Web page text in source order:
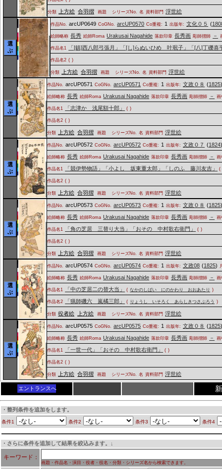
分類 上方絵 合羽摺 画題 シリーズNo. 名 資料部門 浮世絵
選
ぶ
作品No. arcUP0649 CoGNo. arcUP0570 Co重複: 1 出版年: 文化０５ (
絵師略称 長秀 絵師Roma Urakusai Nagahide 落款印章 長秀画 彫師摺師 －
作品名1 「[鎮]西八郎弓張月」「[し]らぬいひめ 叶珉子」「[八]丁礫
作品名2 ( )
分類 上方絵 合羽摺 画題 シリーズNo. 名 資料部門 浮世絵
選
ぶ
作品No. arcUP0571 CoGNo. arcUP0571 Co重複: 1 出版年: 文政０８ (1825
絵師略称 長秀 絵師Roma Urakusai Nagahide 落款印章 長秀画 彫師摺師 － 画
作品名1 「志津か 浅尾額十郎」 ( )
作品名2 ( )
分類 上方絵 合羽摺 画題 シリーズNo. 名 資料部門 浮世絵
選
ぶ
作品No. arcUP0572 CoGNo. arcUP0572 Co重複: 1 出版年: 文政０７ (1824
絵師略称 長秀 絵師Roma Urakusai Nagahide 落款印章 長秀画 彫師摺師 － 画
作品名1 「競伊勢物語」「小よし 坂東重太郎」「しのふ 藤川友吉」 (
作品名2 ( )
分類 上方絵 合羽摺 画題 シリーズNo. 名 資料部門 浮世絵
選
ぶ
作品No. arcUP0573 CoGNo. arcUP0573 Co重複: 1 出版年: 文政０８ (1825
絵師略称 長秀 絵師Roma Urakusai Nagahide 落款印章 長秀画 彫師摺師 － 画
作品名1 「角の芝居 三替り大当」「おその 中村歌右衛門」 ( )
作品名2 ( )
分類 上方絵 合羽摺 画題 シリーズNo. 名 資料部門 浮世絵
選
ぶ
作品No. arcUP0574 CoGNo. arcUP0574 Co重複: 1 出版年: 文政08 (1825)
絵師略称 長秀 絵師Roma Urakusai Nagahide 落款印章 長秀画 彫師摺師 － 画
作品名1 「中の芝居二の替大当」 ( なかのしばい にのかわり おおあたり )
作品名2 「猟師磯六 嵐橘三郎」 ( りょうし いそろく あらしきつさぶろう )
分類 役者絵 上方絵 画題 シリーズNo. 名 資料部門 浮世絵
選
ぶ
作品No. arcUP0575 CoGNo. arcUP0575 Co重複: 1 出版年: 文政０８ (1825
絵師略称 長秀 絵師Roma Urakusai Nagahide 落款印章 長秀画 彫師摺師 － 画
作品名1 「一世一代」「おその 中村歌右衛門」 ( )
作品名2 ( )
分類 上方絵 合羽摺 画題 シリーズNo. 名 資料部門 浮世絵
エントランスへ
・整列条件を追加をします。
条件1 条件2 条件3 条件4
・さらに条件を追加して結果を絞込みます。↓
キーワード：
画題・作品名・演目・役者・役名・分類・シリーズ名から検索できます。